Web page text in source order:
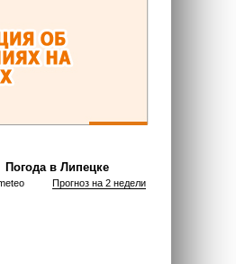
Погода в Липецке
Прогноз на 2 недели